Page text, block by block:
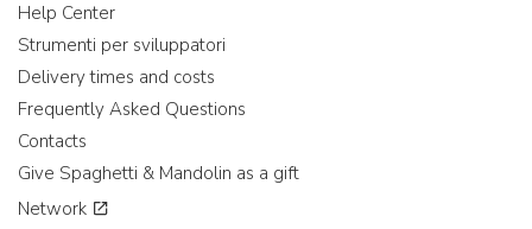
Help Center
Strumenti per sviluppatori
Delivery times and costs
Frequently Asked Questions
Contacts
Give Spaghetti & Mandolin as a gift
Network